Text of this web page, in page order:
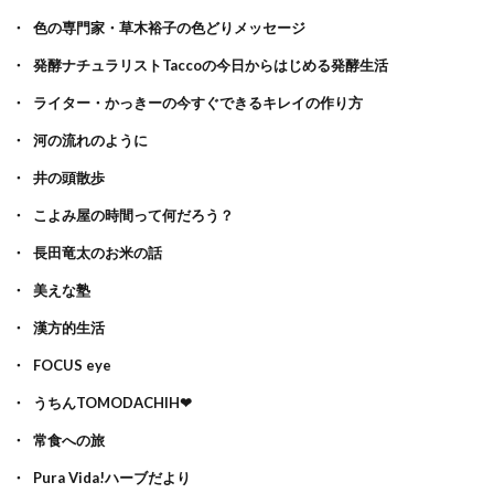
色の専門家・草木裕子の色どりメッセージ
発酵ナチュラリストTaccoの今日からはじめる発酵生活
ライター・かっきーの今すぐできるキレイの作り方
河の流れのように
井の頭散歩
こよみ屋の時間って何だろう？
長田竜太のお米の話
美えな塾
漢方的生活
FOCUS eye
うちんTOMODACHIH❤
常食への旅
Pura Vida!ハーブだより